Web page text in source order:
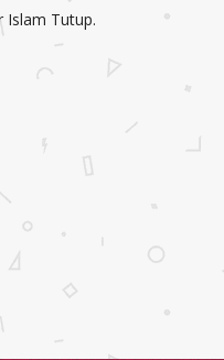
Islam Tutup.